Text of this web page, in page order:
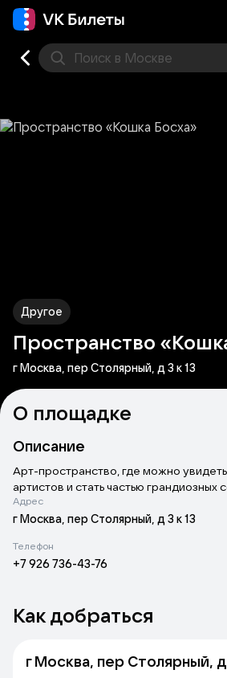
Поиск в Москве
Другое
Пространство
г Москва, пер Столярный, д 3 к 13
О площадке
Описание
Арт-пространство, где можно
артистов и стать частью грандиозных
Адрес
г Москва, пер Столярный, д 3 к 13
Телефон
+7 926 736-43-76
Как добраться
г Москва, пер Столярный, д